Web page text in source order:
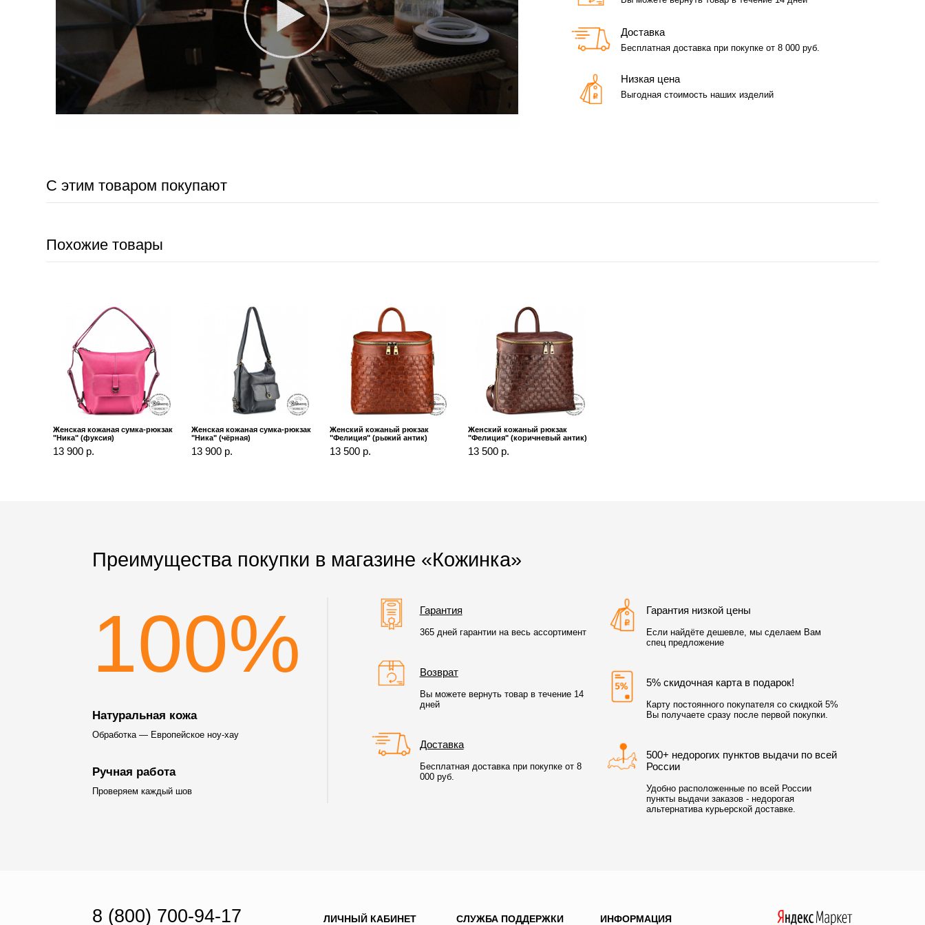
Доставка
Бесплатная доставка при покупке от 8 000 руб.
Низкая цена
Выгодная стоимость наших изделий
С этим товаром покупают
Похожие товары
Женская кожаная сумка-рюкзак
"Ника" (фуксия)
13 900 р.
Женская кожаная сумка-рюкзак
"Ника" (чёрная)
13 900 р.
Женский кожаный рюкзак
"Фелиция" (рыжий антик)
13 500 р.
Женский кожаный рюкзак
"Фелиция" (коричневый антик)
13 500 р.
Преимущества покупки в магазине «Кожинка»
100%
Натуральная кожа
Обработка — Европейское ноу-хау
Ручная работа
Проверяем каждый шов
Гарантия
365 дней гарантии на весь ассортимент
Возврат
Вы можете вернуть товар в течение 14
дней
Доставка
Бесплатная доставка при покупке от 8
000 руб.
Гарантия низкой цены
Если найдёте дешевле, мы сделаем Вам
спец предложение
5% скидочная карта в подарок!
Карту постоянного покупателя со скидкой 5%
Вы получаете сразу после первой покупки.
500+ недорогих пунктов выдачи по всей
России
Удобно расположенные по всей России
пункты выдачи заказов - недорогая
альтернатива курьерской доставке.
8 (800) 700-94-17 ЛИЧНЫЙ КАБИНЕТ СЛУЖБА ПОДДЕРЖКИ ИНФОРМАЦИЯ